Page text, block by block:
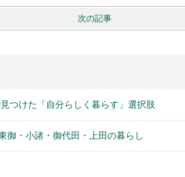
次の記事
つけた「自分らしく暮らす」選択肢
御・小諸・御代田・上田の暮らし